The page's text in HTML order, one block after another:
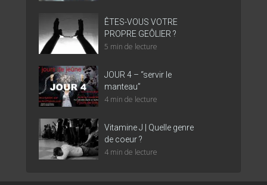
ÊTES-VOUS VOTRE
PROPRE GEÔLIER ?
5 min de lecture
JOUR 4 – “servir le
manteau”
4 min de lecture
Vitamine J | Quelle genre
de coeur ?
4 min de lecture